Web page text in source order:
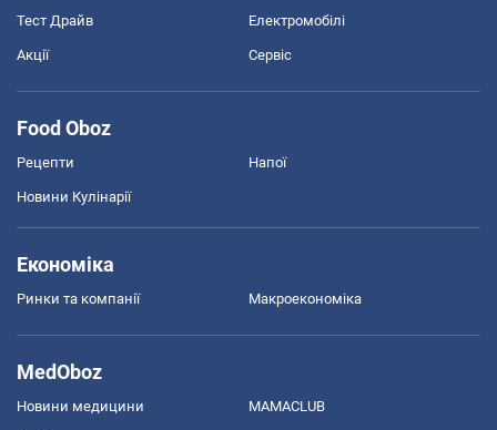
Тест Драйв Електромобілі
Акції Сервіс
Food Oboz
Рецепти Напої
Новини Кулінарії
Економіка
Ринки та компанії Макроекономіка
MedOboz
Новини медицини MAMACLUB